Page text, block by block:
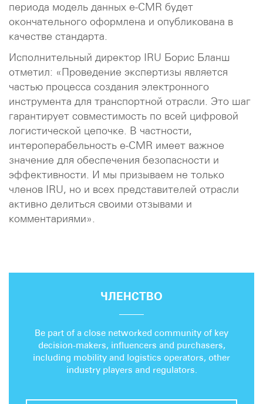
периода модель данных e-CMR будет
окончательного оформлена и опубликована в
качестве стандарта.
Исполнительный директор IRU Борис Бланш
отметил: «Проведение экспертизы является
частью процесса создания электронного
инструмента для транспортной отрасли. Это шаг
гарантирует совместимость по всей цифровой
логистической цепочке. В частности,
интероперабельность e-CMR имеет важное
значение для обеспечения безопасности и
эффективности. И мы призываем не только
членов IRU, но и всех представителей отрасли
активно делиться своими отзывами и
комментариями».
ЧЛЕНСТВО
Be part of a close networked community of key
decision-makers, influencers and purchasers,
including mobility and logistics operators, other
industry players and regulators.